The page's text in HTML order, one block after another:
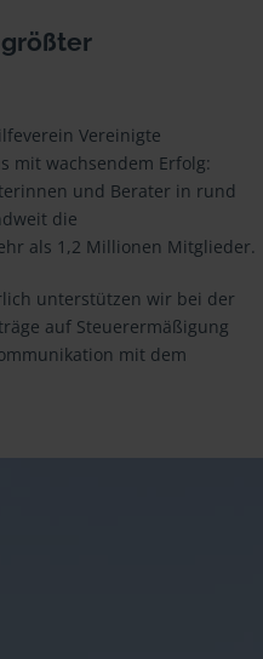
Vereinigte
mit wachsendem Erfolg:
und Berater in rund
die
als 1,2 Millionen Mitglieder.
unterstützen wir bei der
auf Steuerermäßigung
mit dem